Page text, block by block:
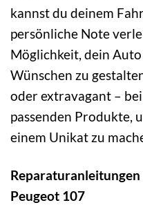
kannst du deinem
persönliche Note
Möglichkeit, dein
Wünschen zu
oder extravagant –
passenden Produkte,
einem Unikat zu
Peugeot 107